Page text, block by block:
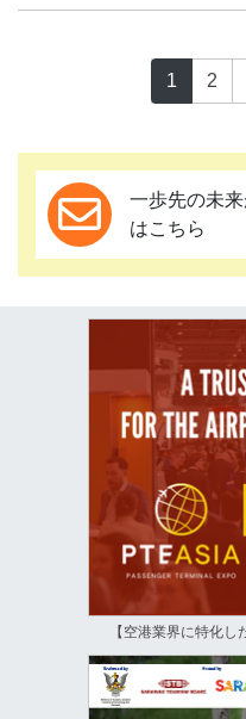
1 2
一歩先の未
はこちら
【空港業界に特化し